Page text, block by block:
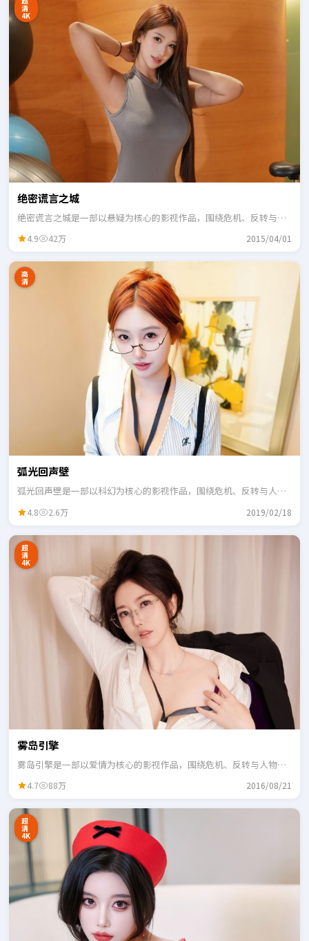
清
4K
绝密谎言之城
绝密谎言之城是一部以悬疑为核心的影视作品，围绕危机、反转与人
4.9 42万 2015/04/01
高
清
弧光回声壁
弧光回声壁是一部以科幻为核心的影视作品，围绕危机、反转与人物
4.8 2.6万 2019/02/18
超
清
4K
雾岛引擎
雾岛引擎是一部以爱情为核心的影视作品，围绕危机、反转与人物成
4.7 88万 2016/08/21
超
清
4K